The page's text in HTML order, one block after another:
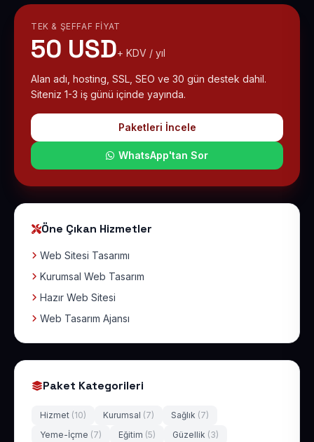
TEK & ŞEFFAF FIYAT
50 USD+ KDV / yıl
Alan adı, hosting, SSL, SEO ve 30 gün destek dahil.
Siteniz 1-3 iş günü içinde yayında.
Paketleri İncele
WhatsApp'tan Sor
Öne Çıkan Hizmetler
Web Sitesi Tasarımı
Kurumsal Web Tasarım
Hazır Web Sitesi
Web Tasarım Ajansı
Paket Kategorileri
Hizmet (10) Kurumsal (7) Sağlık (7)
Yeme-İçme (7) Eğitim (5) Güzellik (3)